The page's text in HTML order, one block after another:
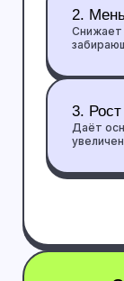
Привлекаем
на сайт,